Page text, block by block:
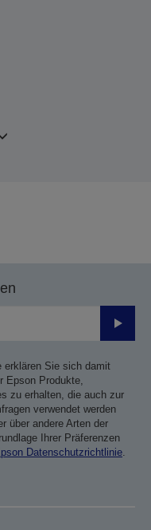
erklären Sie sich damit
Epson Produkte,
zu erhalten, die auch zur
verwendet werden
über andere Arten der
Ihrer Präferenzen
Datenschutzrichtlinie.